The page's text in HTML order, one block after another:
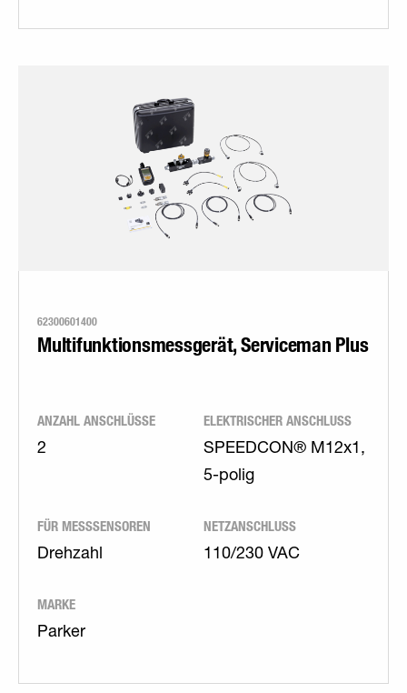
62300601400
Multifunktionsmessgerät, Serviceman Plus
ANZAHL ANSCHLÜSSE
2
ELEKTRISCHER ANSCHLUSS
SPEEDCON® M12x1,
5-polig
FÜR MESSSENSOREN
Drehzahl
NETZANSCHLUSS
110/230 VAC
MARKE
Parker